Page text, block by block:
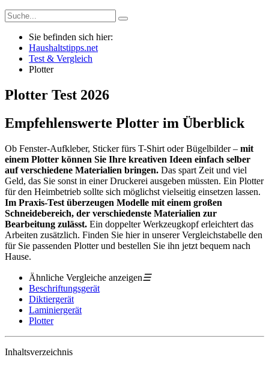
Sie befinden sich hier:
Haushaltstipps.net
Test & Vergleich
Plotter
Plotter Test 2026
Empfehlenswerte Plotter im Überblick
Ob Fenster-Aufkleber, Sticker fürs T-Shirt oder Bügelbilder – mit
einem Plotter können Sie Ihre kreativen Ideen einfach selber
auf verschiedene Materialien bringen. Das spart Zeit und viel
Geld, das Sie sonst in einer Druckerei ausgeben müssten. Ein Plotter
für den Heimbetrieb sollte sich möglichst vielseitig einsetzen lassen.
Im Praxis-Test überzeugen Modelle mit einem großen
Schneidebereich, der verschiedenste Materialien zur
Bearbeitung zulässt. Ein doppelter Werkzeugkopf erleichtert das
Arbeiten zusätzlich. Finden Sie hier in unserer Vergleichstabelle den
für Sie passenden Plotter und bestellen Sie ihn jetzt bequem nach
Hause.
Ähnliche Vergleiche anzeigen☰
Beschriftungsgerät
Diktiergerät
Laminiergerät
Plotter
Inhaltsverzeichnis